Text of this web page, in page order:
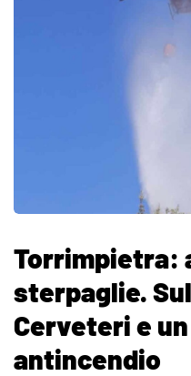
Torrimpietra:
sterpaglie.
Cerveteri e
antincendio